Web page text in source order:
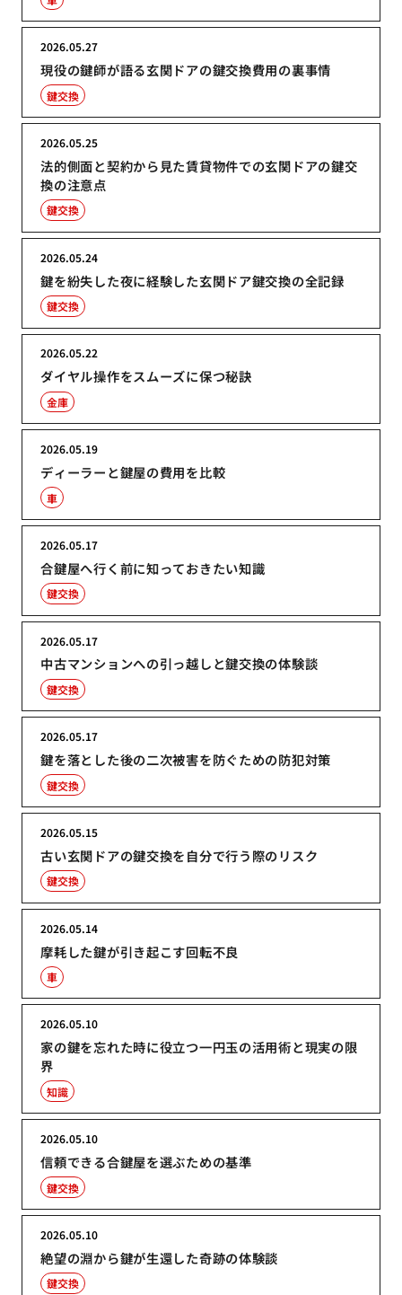
現役の鍵師が語る玄関ドアの鍵交換費用の裏事情
2026.05.27
鍵交換
法的側面と契約から見た賃貸物件での玄関ドアの鍵交
換の注意点
2026.05.25
鍵交換
鍵を紛失した夜に経験した玄関ドア鍵交換の全記録
2026.05.24
鍵交換
ダイヤル操作をスムーズに保つ秘訣
2026.05.22
金庫
ディーラーと鍵屋の費用を比較
2026.05.19
車
合鍵屋へ行く前に知っておきたい知識
2026.05.17
鍵交換
中古マンションへの引っ越しと鍵交換の体験談
2026.05.17
鍵交換
鍵を落とした後の二次被害を防ぐための防犯対策
2026.05.17
鍵交換
古い玄関ドアの鍵交換を自分で行う際のリスク
2026.05.15
鍵交換
摩耗した鍵が引き起こす回転不良
2026.05.14
車
家の鍵を忘れた時に役立つ一円玉の活用術と現実の限
界
2026.05.10
知識
信頼できる合鍵屋を選ぶための基準
2026.05.10
鍵交換
絶望の淵から鍵が生還した奇跡の体験談
2026.05.10
鍵交換